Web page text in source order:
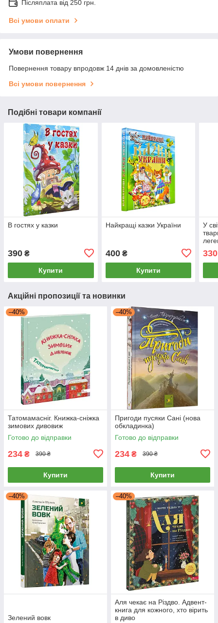
Післяплата від 250 грн.
Всі умови оплати
Умови повернення
Повернення товару впродовж 14 днів за домовленістю
Всі умови повернення
Подібні товари компанії
В гостях у казки
390 ₴
Купити
Найкращі казки України
400₴
Купити
У
330
Акційні пропозиції та новинки
–40%
Татомамасніг. Книжка-сніжка
зимових дивовиж
Готово до відправки
234 ₴ 390 ₴
Купити
–40%
Пригоди пусяки Сані (нова
обкладинка)
Готово до відправки
234 ₴ 390 ₴
Купити
–40%
Зелений вовк
–40%
Аля чекає на Різдво. Адвент-
книга для кожного, хто вірить
в диво